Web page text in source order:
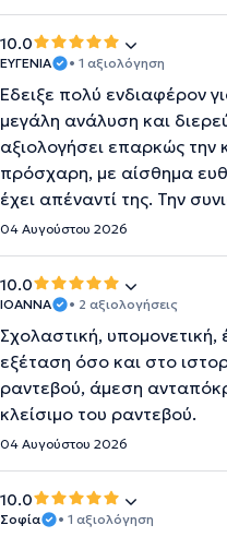
10.0
ΕΥΓΕΝΙΑ • 1 αξιολόγηση
Έδειξε πολύ ενδιαφέρον
μεγάλη ανάλυση και
αξιολογήσει επαρκώς την
πρόσχαρη, με αίσθημα
έχει απέναντί της. Την
04 Αυγούστου 2026
10.0
IOANNA • 2 αξιολογήσεις
Σχολαστική,
εξέταση όσο και στο
ραντεβού, άμεση
κλείσιμο του ραντεβού.
04 Αυγούστου 2026
10.0
Σοφία • 1 αξιολόγηση